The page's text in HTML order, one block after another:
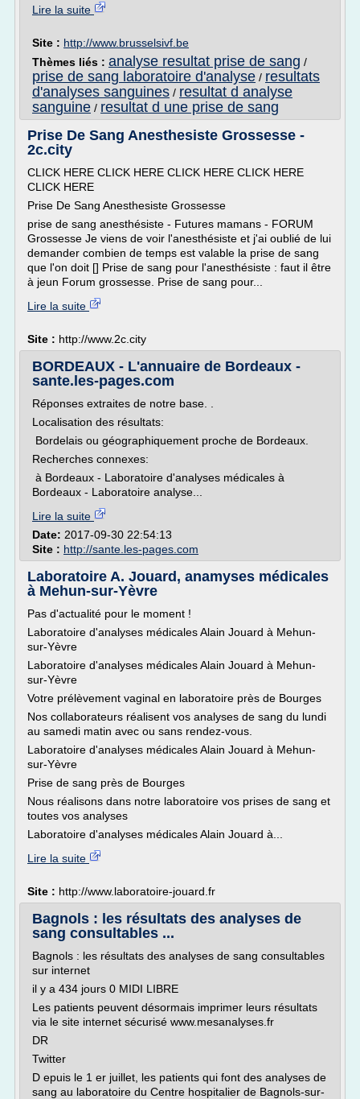
Lire la suite
Site : http://www.brusselsivf.be
Thèmes liés : analyse resultat prise de sang /
prise de sang laboratoire d'analyse / resultats
d'analyses sanguines / resultat d analyse
sanguine / resultat d une prise de sang
Prise De Sang Anesthesiste Grossesse -
2c.city
CLICK HERE CLICK HERE CLICK HERE CLICK HERE
CLICK HERE
Prise De Sang Anesthesiste Grossesse
prise de sang anesthésiste - Futures mamans - FORUM
Grossesse Je viens de voir l'anesthésiste et j'ai oublié de lui
demander combien de temps est valable la prise de sang
que l'on doit [] Prise de sang pour l'anesthésiste : faut il être
à jeun Forum grossesse. Prise de sang pour...
Lire la suite
Site : http://www.2c.city
BORDEAUX - L'annuaire de Bordeaux -
sante.les-pages.com
Réponses extraites de notre base. .
Localisation des résultats:
Bordelais ou géographiquement proche de Bordeaux.
Recherches connexes:
à Bordeaux - Laboratoire d'analyses médicales à
Bordeaux - Laboratoire analyse...
Lire la suite
Date: 2017-09-30 22:54:13
Site : http://sante.les-pages.com
Laboratoire A. Jouard, anamyses médicales
à Mehun-sur-Yèvre
Pas d'actualité pour le moment !
Laboratoire d'analyses médicales Alain Jouard à Mehun-
sur-Yèvre
Laboratoire d'analyses médicales Alain Jouard à Mehun-
sur-Yèvre
Votre prélèvement vaginal en laboratoire près de Bourges
Nos collaborateurs réalisent vos analyses de sang du lundi
au samedi matin avec ou sans rendez-vous.
Laboratoire d'analyses médicales Alain Jouard à Mehun-
sur-Yèvre
Prise de sang près de Bourges
Nous réalisons dans notre laboratoire vos prises de sang et
toutes vos analyses
Laboratoire d'analyses médicales Alain Jouard à...
Lire la suite
Site : http://www.laboratoire-jouard.fr
Bagnols : les résultats des analyses de
sang consultables ...
Bagnols : les résultats des analyses de sang consultables
sur internet
il y a 434 jours 0 MIDI LIBRE
Les patients peuvent désormais imprimer leurs résultats
via le site internet sécurisé www.mesanalyses.fr
DR
Twitter
D epuis le 1 er juillet, les patients qui font des analyses de
sang au laboratoire du Centre hospitalier de Bagnols-sur-